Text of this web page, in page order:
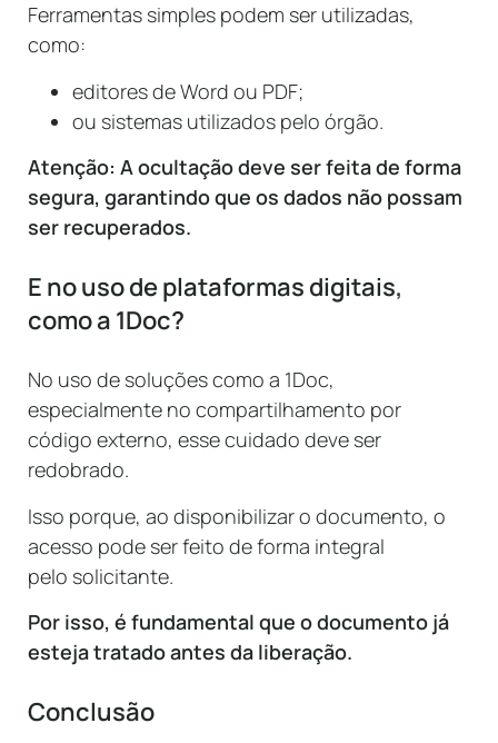
Ferramentas simples podem ser utilizadas,
como:
editores de Word ou PDF;
ou sistemas utilizados pelo órgão.
Atenção: A ocultação deve ser feita de forma
segura, garantindo que os dados não possam
ser recuperados.
E no uso de plataformas digitais,
como a 1Doc?
No uso de soluções como a 1Doc,
especialmente no compartilhamento por
código externo, esse cuidado deve ser
redobrado.
Isso porque, ao disponibilizar o documento, o
acesso pode ser feito de forma integral
pelo solicitante.
Por isso, é fundamental que o documento já
esteja tratado antes da liberação.
Conclusão